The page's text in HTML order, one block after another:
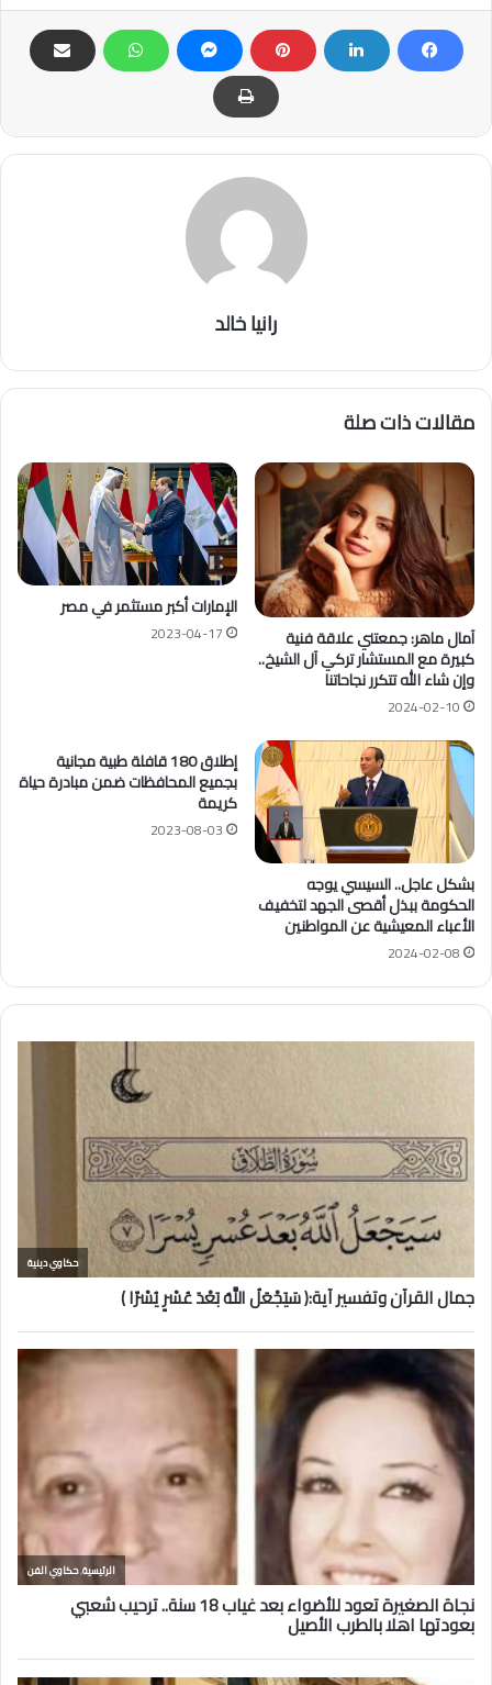
رانيا خالد
مقالات ذات صلة
آمال ماهر: جمعتني علاقة فنية
كبيرة مع المستشار تركي آل الشيخ..
وإن شاء الله تتكرر نجاحاتنا
2024-02-10
الإمارات أكبر مستثمر في مصر
2023-04-17
بشكل عاجل.. السيسي يوجه
الحكومة ببذل أقصى الجهد لتخفيف
الأعباء المعيشية عن المواطنين
2024-02-08
إطلاق 180 قافلة طبية مجانية
بجميع المحافظات ضمن مبادرة حياة
كريمة
2023-08-03